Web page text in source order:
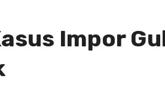
Impor